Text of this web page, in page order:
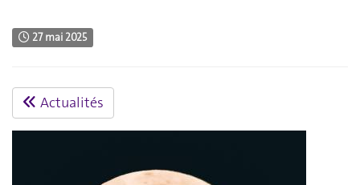
27 mai 2025
Actualités